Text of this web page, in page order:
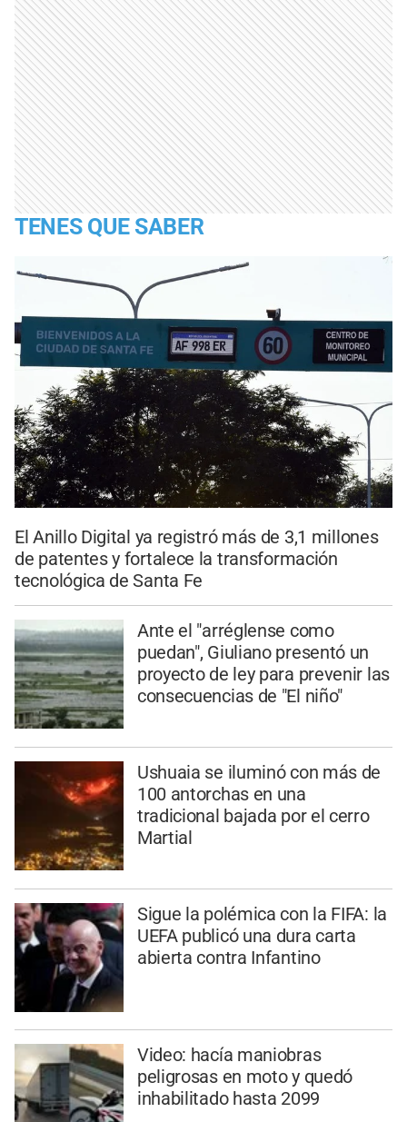
TENES QUE SABER
El Anillo Digital ya registró más de 3,1 millones
de patentes y fortalece la transformación
tecnológica de Santa Fe
Ante el "arréglense como
puedan", Giuliano presentó un
proyecto de ley para prevenir las
consecuencias de "El niño"
Ushuaia se iluminó con más de
100 antorchas en una
tradicional bajada por el cerro
Martial
Sigue la polémica con la FIFA: la
UEFA publicó una dura carta
abierta contra Infantino
Video: hacía maniobras
peligrosas en moto y quedó
inhabilitado hasta 2099